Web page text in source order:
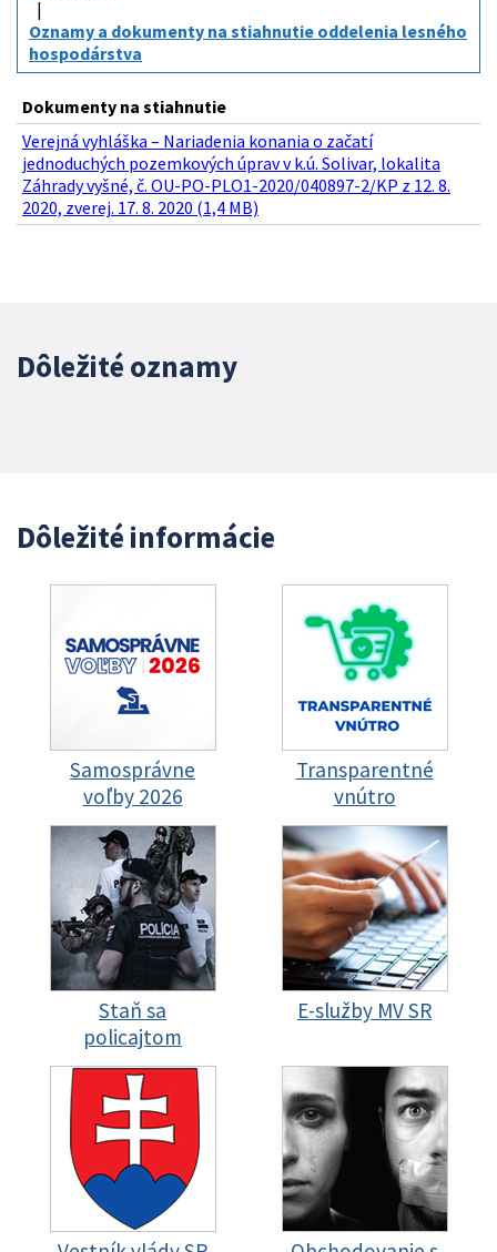
Oznamy a dokumenty na stiahnutie oddelenia lesného
hospodárstva
Dokumenty na stiahnutie
Verejná vyhláška – Nariadenia konania o začatí
jednoduchých pozemkových úprav v k.ú. Solivar, lokalita
Záhrady vyšné, č. OU-PO-PLO1-2020/040897-2/KP z 12. 8.
2020, zverej. 17. 8. 2020 (1,4 MB)
Dôležité oznamy
Dôležité informácie
Samosprávne
voľby 2026
Transparentné
vnútro
Staň sa
policajtom
E-služby MV SR